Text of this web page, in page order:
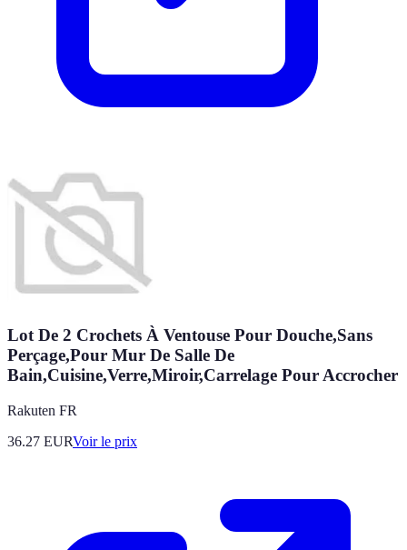
Lot De 2 Crochets À Ventouse Pour Douche,Sans
Perçage,Pour Mur De Salle De
Bain,Cuisine,Verre,Miroir,Carrelage Pour Accrocher
Rakuten FR
36.27 EURVoir le prix